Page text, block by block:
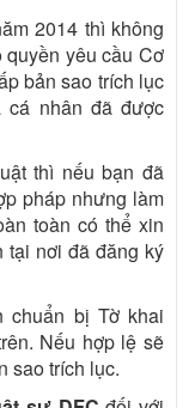
2014 thì không
yêu cầu Cơ
bản sao trích lục
nhân đã được
thì nếu bạn đã
pháp nhưng làm
toàn có thể xin
tại nơi đã đăng ký
chuẩn bị Tờ khai
Nếu hợp lệ sẽ
sao trích lục.